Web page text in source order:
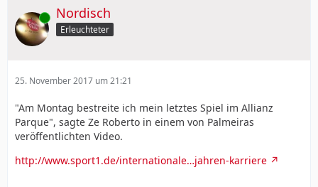
Online Nordisch
Erleuchteter
25. November 2017 um 21:21
"Am Montag bestreite ich mein letztes Spiel im Allianz
Parque", sagte Ze Roberto in einem von Palmeiras
veröffentlichten Video.
http://www.sport1.de/internationale…jahren-karriere